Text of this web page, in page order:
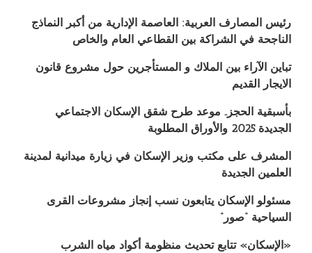
رئيس المصارف العربية: العاصمة الإدارية من أكبر النماذج
الناجحة في الشراكة بين القطاعي العام والخاص
تباين الآراء بين الملاك و المستأجرين حول مشروع قانون
الايجار القديم
بأسبقية الحجز.. موعد طرح شقق الإسكان الاجتماعي
الجديدة 2025 والأوراق المطلوبة
المشرف على مكتب وزير الإسكان في زيارة ميدانية لمدينة
العلمين الجديدة
مسئولو الإسكان يتابعون نسب إنجاز مشروعات القرى
السياحية “صور”
«الإسكان» تتابع تحديث منظومة أكواد مياه الشرب